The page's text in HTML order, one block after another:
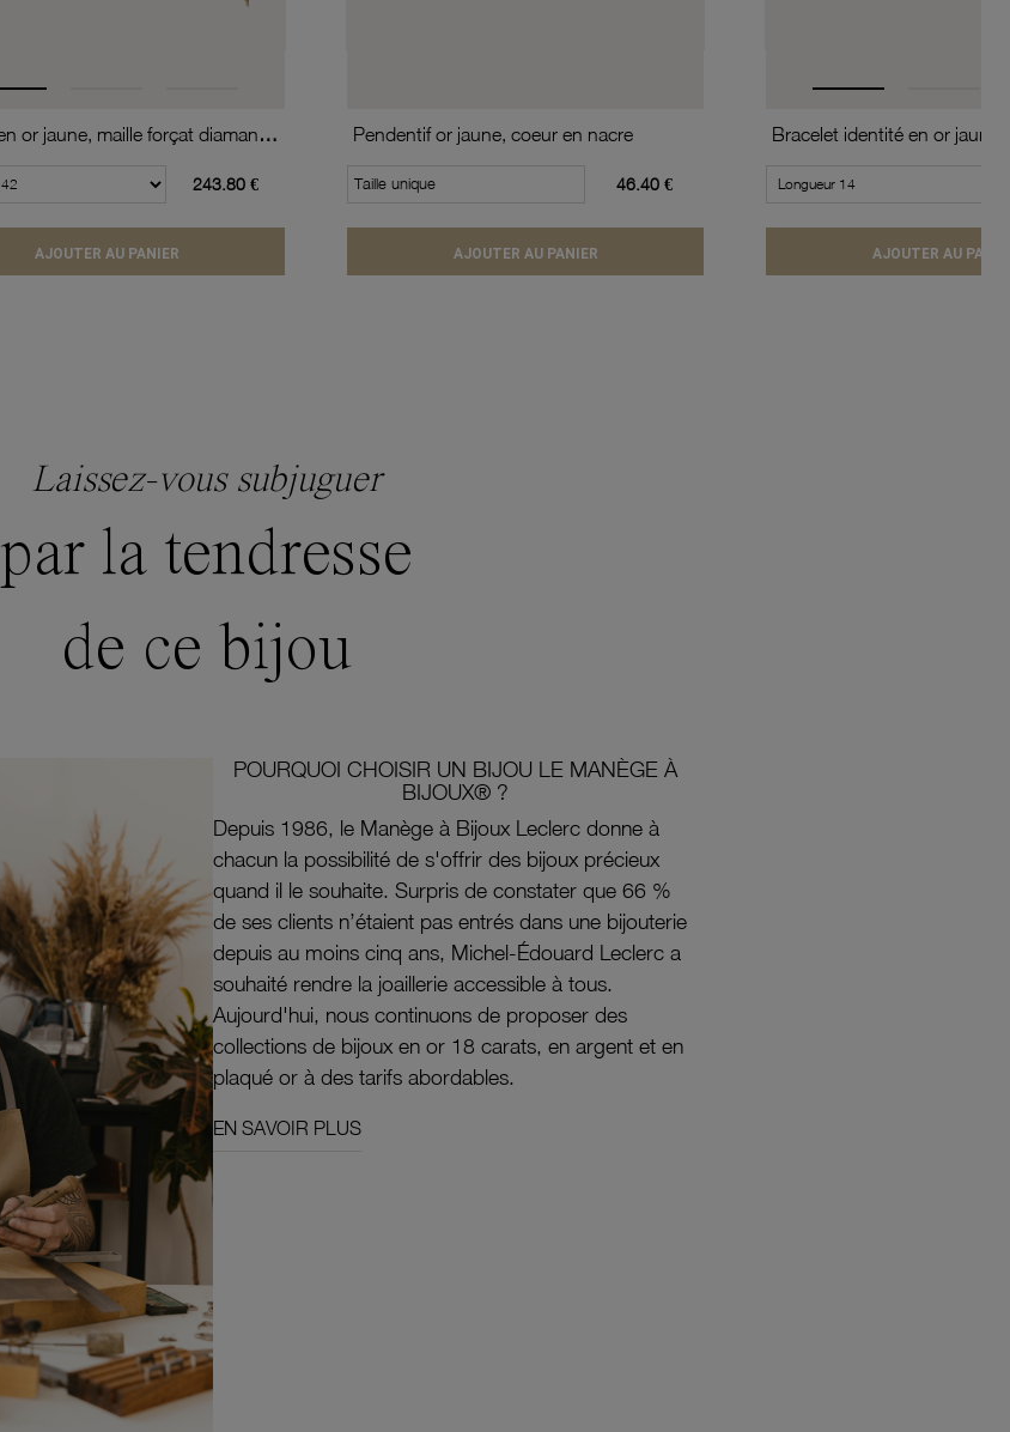
Chaîne en or jaune, maille forçat diamantée
243.80 €
AJOUTER AU PANIER
Pendentif or jaune, coeur en nacre
Taille unique 46.40 €
AJOUTER AU PANIER
Bracelet identité en or jaune
AJOUTER AU
Laissez-vous subjuguer
par la tendresse
de ce bijou
POURQUOI CHOISIR UN BIJOU LE MANÈGE À
BIJOUX® ?
Depuis 1986, le Manège à Bijoux Leclerc donne à
chacun la possibilité de s'offrir des bijoux précieux
quand il le souhaite. Surpris de constater que 66 %
de ses clients n’étaient pas entrés dans une bijouterie
depuis au moins cinq ans, Michel-Édouard Leclerc a
souhaité rendre la joaillerie accessible à tous.
Aujourd'hui, nous continuons de proposer des
collections de bijoux en or 18 carats, en argent et en
plaqué or à des tarifs abordables.
EN SAVOIR PLUS